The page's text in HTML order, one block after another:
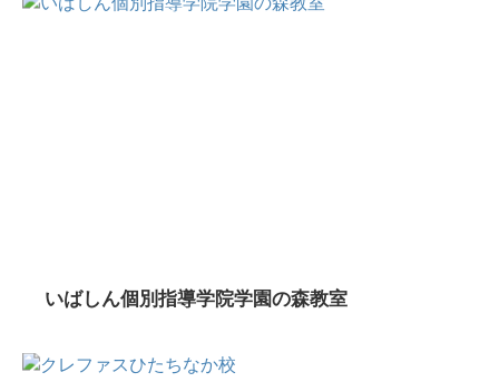
いばしん個別指導学院学園の森教室